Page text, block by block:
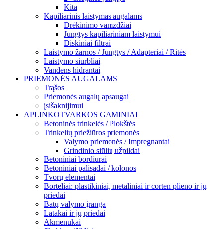
Kita
Kapiliarinis laistymas augalams
Drėkinimo vamzdžiai
Jungtys kapiliariniam laistymui
Diskiniai filtrai
Laistymo žarnos / Jungtys / Adapteriai / Ritės
Laistymo siurbliai
Vandens hidrantai
PRIEMONĖS AUGALAMS
Trąšos
Priemonės augalų apsaugai
įsišaknijimui
APLINKOTVARKOS GAMINIAI
Betoninės trinkelės / Plokštės
Trinkelių priežiūros priemonės
Valymo priemonės / Impregnantai
Grindinio siūlių užpildai
Betoniniai bordiūrai
Betoniniai palisadai / kolonos
Tvorų elementai
Borteliai: plastikiniai, metaliniai ir corten plieno ir jų
priedai
Batų valymo įranga
Latakai ir jų priedai
Akmenukai